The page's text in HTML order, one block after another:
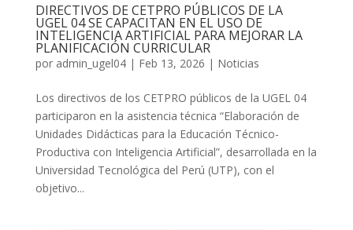
DIRECTIVOS DE CETPRO PÚBLICOS DE LA
UGEL 04 SE CAPACITAN EN EL USO DE
INTELIGENCIA ARTIFICIAL PARA MEJORAR LA
PLANIFICACIÓN CURRICULAR
por admin_ugel04| Feb 13, 2026 | Noticias
Los directivos de los CETPRO públicos de la UGEL 04
participaron en la asistencia técnica “Elaboración de
Unidades Didácticas para la Educación Técnico-
Productiva con Inteligencia Artificial”, desarrollada en la
Universidad Tecnológica del Perú (UTP), con el
objetivo...